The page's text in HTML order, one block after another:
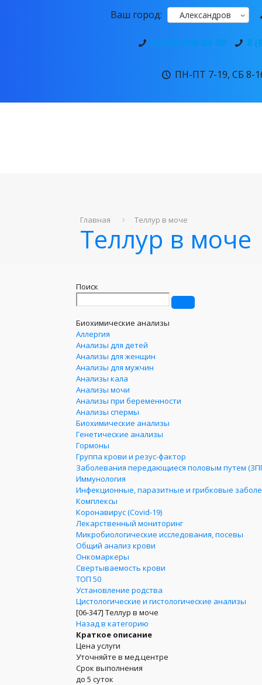
Ваш город: Александров
8 (920) 906-83-80 8
ПН-ПТ 7-19, СБ 8-
Главная Теллур в моче
Теллур в моче
Поиск
Биохимические анализы
Аллергия
Анализы для детей
Анализы для женщин
Анализы для мужчин
Анализы кала
Анализы мочи
Анализы при беременности
Анализы спермы
Биохимические анализы
Генетические анализы
Гормоны
Группа крови и резус-фактор
Заболевания передающиеся половым путем
Иммунология
Инфекционные, паразитные и грибковые
Комплексы
Коронавирус (Covid-19)
Лекарственный мониторинг
Микробиологические исследования, посевы
Общий анализ крови
Онкомаркеры
Свертываемость крови
ТОП 50
Установление родства
Цистологические и гистологические анализы
[06-347] Теллур в моче
Назад в категорию
Краткое описание
Цена услуги
Уточняйте в мед.центре
Срок выполнения
до 5 суток